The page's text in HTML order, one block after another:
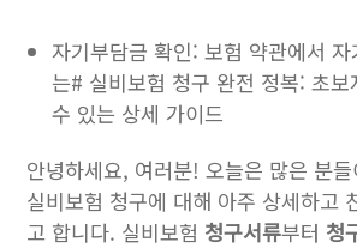
자기부담금 확인: 보험 약관에서
는# 실비보험 청구 완전 정복: 초
수 있는 상세 가이드
안녕하세요, 여러분! 오늘은 많은 분
실비보험 청구에 대해 아주 상세하고
고 합니다. 실비보험 청구서류부터 청